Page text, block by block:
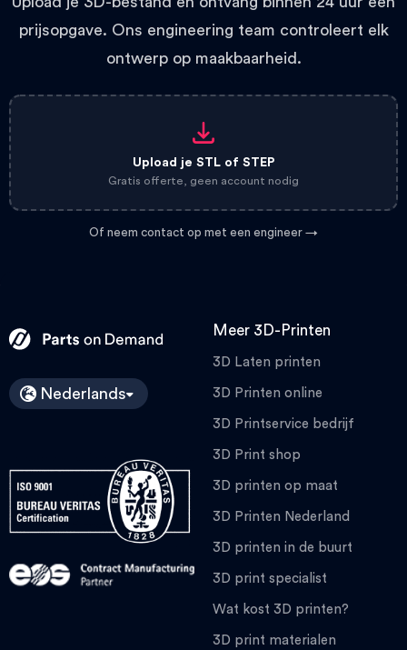
prijsopgave. Ons engineering team controleert elk
ontwerp op maakbaarheid.
Upload je STL of STEP
Gratis offerte, geen account nodig
Of neem contact op met een engineer →
Nederlands
Meer 3D-Printen
3D Laten printen
3D Printen online
3D Printservice bedrijf
3D Print shop
3D printen op maat
3D Printen Nederland
3D printen in de buurt
3D print specialist
Wat kost 3D printen?
3D print materialen